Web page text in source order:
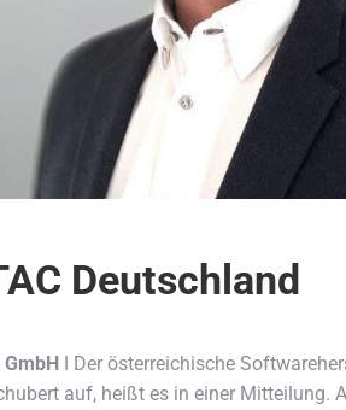
Deutschland
ǀ Der österreichische
auf, heißt es in einer Mitteilung.